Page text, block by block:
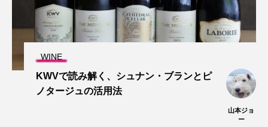
WINE
KWVで読み解く、シュナン・ブランとピ
ノタージュの活用法
山本ジョ
ー